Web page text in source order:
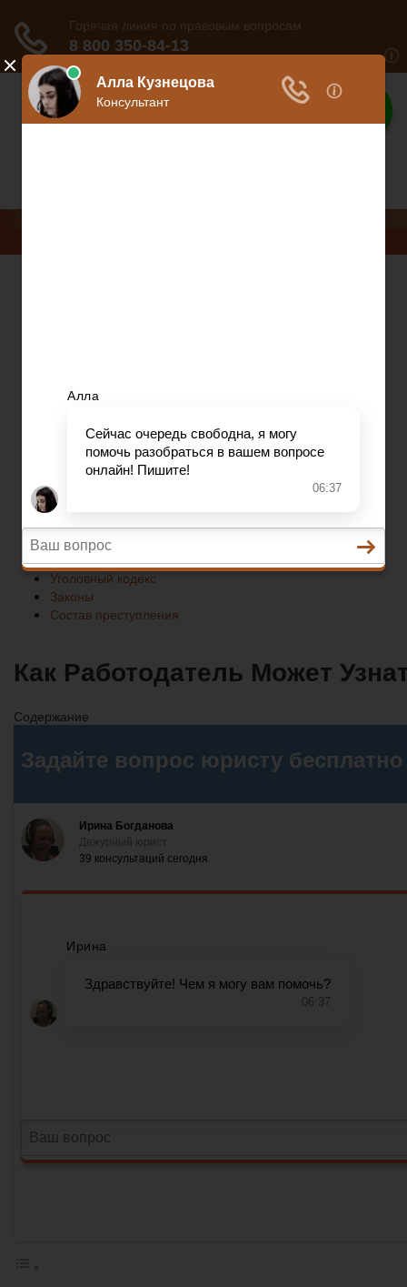
Ваше право
Уголовный кодекс
Законы
Состав преступления
Право на защиту
Гражданский кодекс
Освобождение
Уголовный кодекс
Законы
Состав преступления
Как Работодатель Может
Содержание